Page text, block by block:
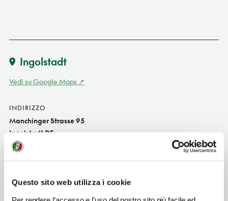
Questo sito web utilizza i cookie
Ingolstadt
Vedi su Google Maps
INDIRIZZO
Manchinger Strasse 95
Ingolstadt DE
SITO WEB
INDIRIZZO EMAIL
info@herrnbraeu.de